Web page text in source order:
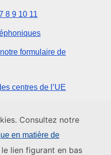
Consultez notre
en matière de
lien figurant en bas
8 9 10 11
formulaire de
centres de l’UE